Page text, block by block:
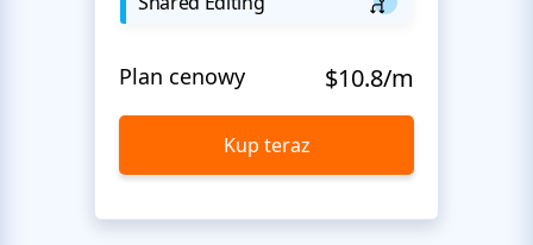
Plan cenowy $10.8/m
Kup teraz